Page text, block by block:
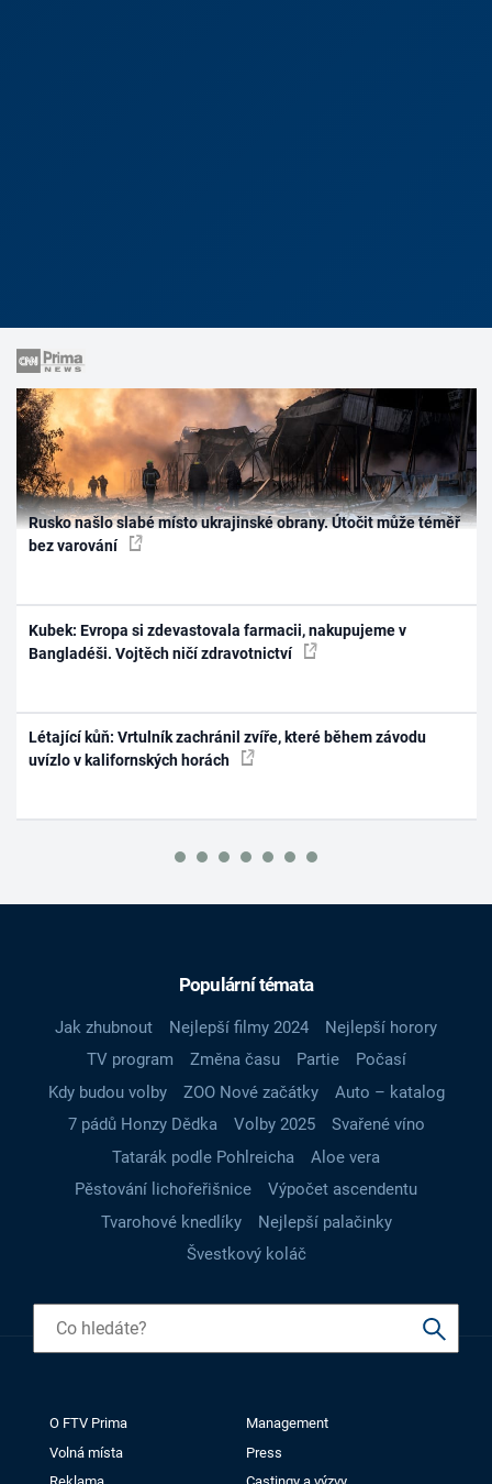
Rusko našlo slabé místo ukrajinské obrany. Útočit může téměř
bez varování
Kubek: Evropa si zdevastovala farmacii, nakupujeme v
Bangladéši. Vojtěch ničí zdravotnictví
Létající kůň: Vrtulník zachránil zvíře, které během závodu
uvízlo v kalifornských horách
Populární témata
Jak zhubnout Nejlepší filmy 2024
Nejlepší horory
TV program
Změna času Partie
Počasí
Kdy budou volby
ZOO Nové začátky
Auto – katalog
7 pádů Honzy Dědka
Volby 2025
Svařené víno
Tatarák podle Pohlreicha
Aloe vera
Pěstování lichořeřišnice
Výpočet ascendentu
Tvarohové knedlíky
Nejlepší palačinky
Švestkový koláč
O FTV Prima
Management
Volná místa
Press